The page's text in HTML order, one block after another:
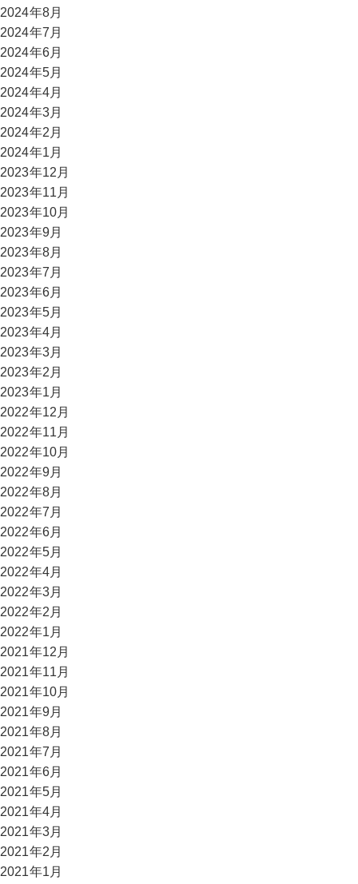
2024年8月
2024年7月
2024年6月
2024年5月
2024年4月
2024年3月
2024年2月
2024年1月
2023年12月
2023年11月
2023年10月
2023年9月
2023年8月
2023年7月
2023年6月
2023年5月
2023年4月
2023年3月
2023年2月
2023年1月
2022年12月
2022年11月
2022年10月
2022年9月
2022年8月
2022年7月
2022年6月
2022年5月
2022年4月
2022年3月
2022年2月
2022年1月
2021年12月
2021年11月
2021年10月
2021年9月
2021年8月
2021年7月
2021年6月
2021年5月
2021年4月
2021年3月
2021年2月
2021年1月